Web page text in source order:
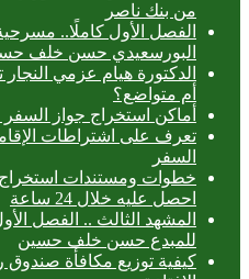
من بنك ناصر
الفصل الأول كاملًا..
البورسعيدي حسن خلف
الدكتورة هيام عزمي
أم متواضع؟
أماكن استخراج جواز السفر 2022 في القاهرة والجيزة
تعرف على اشتراطات الإقامة
السفر
احصل عليه خلال 24 ساعة
المشهد الثالث .. الفصل
للمبدع حسن خلف حسين
كيفية توزيع مكافأة صندوق